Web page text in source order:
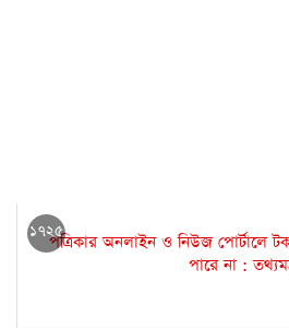
১৭২৫প‌ত্রিকার অনলাইন ও নিউজ পোর্টালে
পারে না :